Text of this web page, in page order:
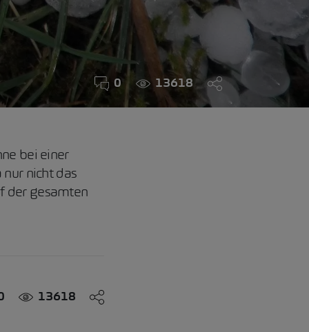
0 13618
bei einer
nur nicht das
der gesamten
13618